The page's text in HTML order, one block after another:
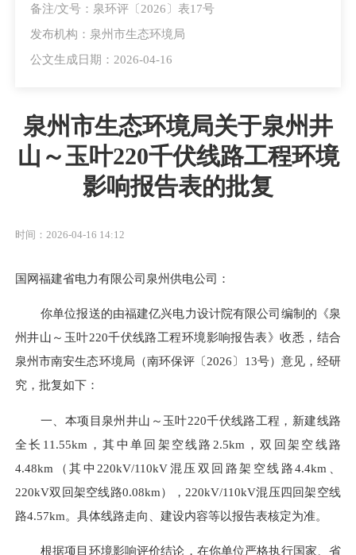
备注/文号：泉环评〔2026〕表17号
发布机构：泉州市生态环境局
公文生成日期：2026-04-16
泉州市生态环境局关于泉州井
山～玉叶220千伏线路工程环境
影响报告表的批复
时间：2026-04-16 14:12
国网福建省电力有限公司泉州供电公司 ：
你单位报送的由福建亿兴电力设计院有限公司编制的《泉
州井山～玉叶220千伏线路工程环境影响报告表》收悉，结合
泉州市南安生态环境局（南环保评 〔2026〕 13号）意见，经研
究，批复如下：
一、本项目 泉州井山～玉叶220千伏线路工程 ，新建线路
全长 11.55km，其中单回架空线路 2.5km，双回架空线路
4.48km（其中220kV/110kV混压双回路架空线路4.4km、
220kV双回架空线路0.08km），220kV/110kV混压四回架空线
路4.57km。具体线路走向、建设内容等以报告表核定为准。
根据项目环境影响评价结论，在你单位严格执行国家、省